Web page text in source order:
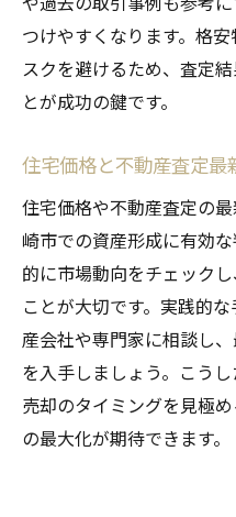
つけやすくなります。格
スクを避けるため、査定
とが成功の鍵です。
住宅価格と不動産査定最
住宅価格や不動産査定の
崎市での資産形成に有効
的に市場動向をチェック
ことが大切です。実践的
産会社や専門家に相談し
を入手しましょう。こう
売却のタイミングを見極
の最大化が期待できます。